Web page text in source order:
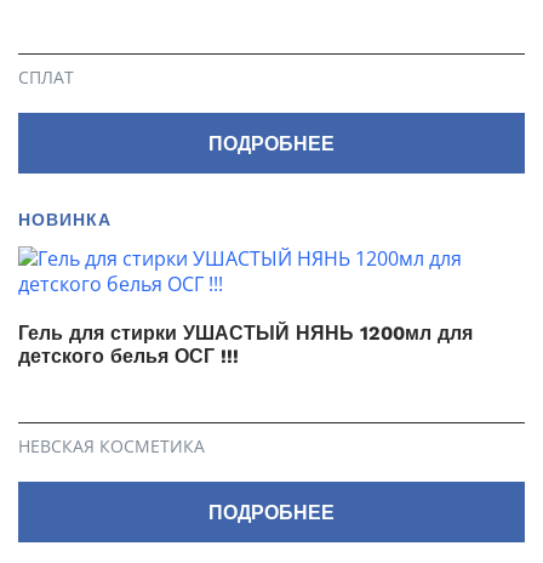
СПЛАТ
ПОДРОБНЕЕ
НОВИНКА
Гель для стирки УШАСТЫЙ НЯНЬ 1200мл для
детского белья ОСГ !!!
НЕВСКАЯ КОСМЕТИКА
ПОДРОБНЕЕ